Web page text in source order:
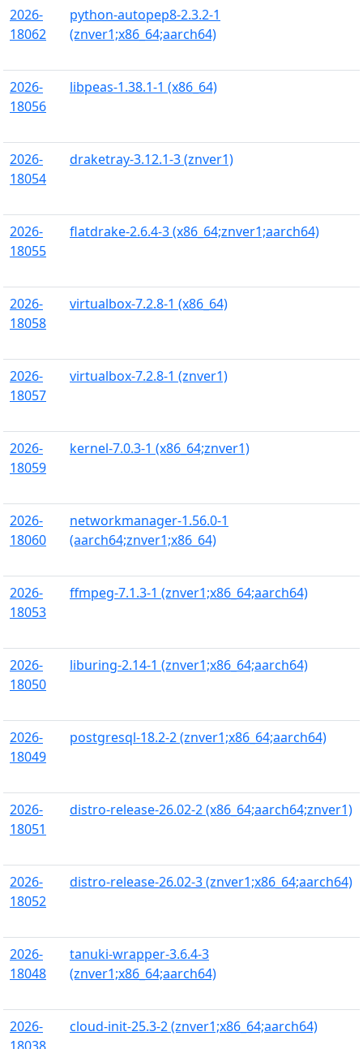
2026-
18062
python-autopep8-2.3.2-1
(znver1;x86_64;aarch64)
2026-
18056
libpeas-1.38.1-1 (x86_64)
2026-
18054
draketray-3.12.1-3 (znver1)
2026-
18055
flatdrake-2.6.4-3 (x86_64;znver1;aarch64)
2026-
18058
virtualbox-7.2.8-1 (x86_64)
2026-
18057
virtualbox-7.2.8-1 (znver1)
2026-
18059
kernel-7.0.3-1 (x86_64;znver1)
2026-
18060
networkmanager-1.56.0-1
(aarch64;znver1;x86_64)
2026-
18053
ffmpeg-7.1.3-1 (znver1;x86_64;aarch64)
2026-
18050
liburing-2.14-1 (znver1;x86_64;aarch64)
2026-
18049
postgresql-18.2-2 (znver1;x86_64;aarch64)
2026-
18051
distro-release-26.02-2 (x86_64;aarch64;znver1)
2026-
18052
distro-release-26.02-3 (znver1;x86_64;aarch64)
2026-
18048
tanuki-wrapper-3.6.4-3
(znver1;x86_64;aarch64)
2026-
cloud-init-25.3-2 (znver1;x86_64;aarch64)